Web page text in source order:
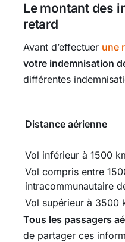
Le montant des
retard
Avant d’effectuer une
votre indemnisation
différentes
Distance aérienne
Vol inférieur à 1500
Vol compris entre
intracommunautaire
Vol supérieur à 3500
Tous les passagers
de partager ces